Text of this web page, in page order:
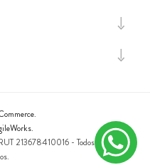
213678410016 - Todos los derechos